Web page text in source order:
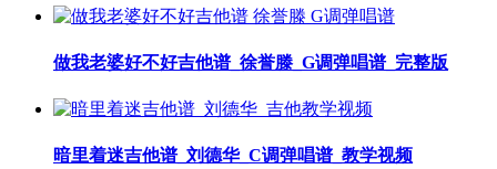
做我老婆好不好吉他谱_徐誉滕_G调弹唱谱_完整版
暗里着迷吉他谱_刘德华_C调弹唱谱_教学视频